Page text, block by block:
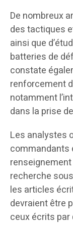
De nombreux
des tactiques
ainsi que
batteries de
constate
renforcement
notamment
dans la prise
Les analystes
commandants
recherche
les articles
devraient être
ceux écrits